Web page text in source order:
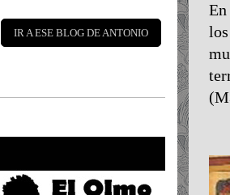
IR A ESE BLOG DE ANTONIO